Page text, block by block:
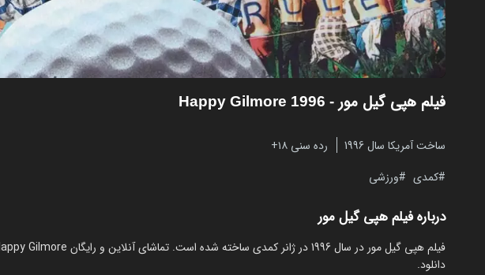
فیلم هپی گیل مور- Happy Gilmore 1996
ساخت آمریکا سال 1996
رده سنی ۱۸+
کمدی
ورزشی
درباره فیلم هپی گیل مور
دانلود.